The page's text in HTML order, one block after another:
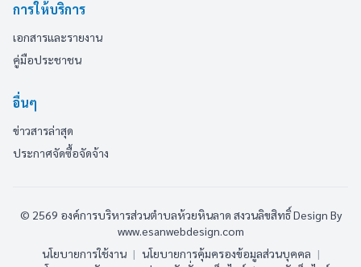
การให้บริการ
เอกสารและรายงาน
คู่มือประชาชน
อื่นๆ
ข่าวสารล่าสุด
ประกาศจัดซื้อจัดจ้าง
© 2569 องค์การบริหารส่วนตำบลห้วยหินลาด สงวนลิขสิทธิ์Design By
www.esanwebdesign.com
นโยบายการใช้งาน | นโยบายการคุ้มครองข้อมูลส่วนบุคคล |